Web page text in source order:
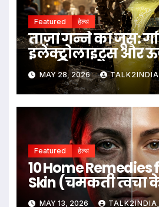
Featured हेल्थ
ताज़ा गन्ने का जूस:
इलेक्ट्रोलाइट्स और
प्राकृतिक स्रोत
MAY 28, 2026
Featured हेल्थ
10 Home
Skin (चमकती त्वचा
MAY 13, 2026